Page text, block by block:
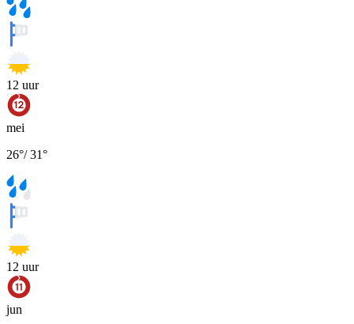
12 uur
mei
26°/31°
12 uur
jun